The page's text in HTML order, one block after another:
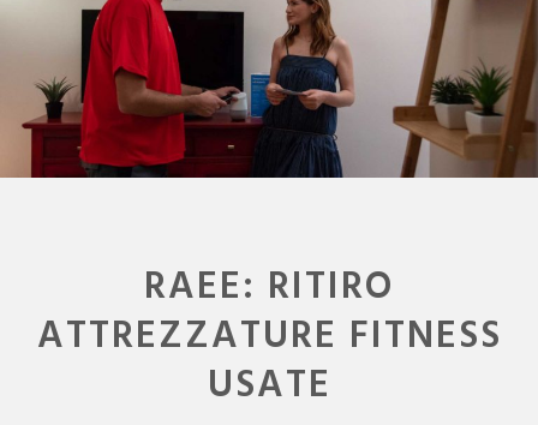
RAEE: RITIRO
ATTREZZATURE FITNESS
USATE